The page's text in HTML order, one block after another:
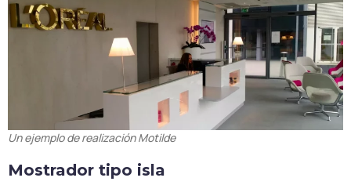
Un ejemplo de realización Motilde
Mostrador tipo isla